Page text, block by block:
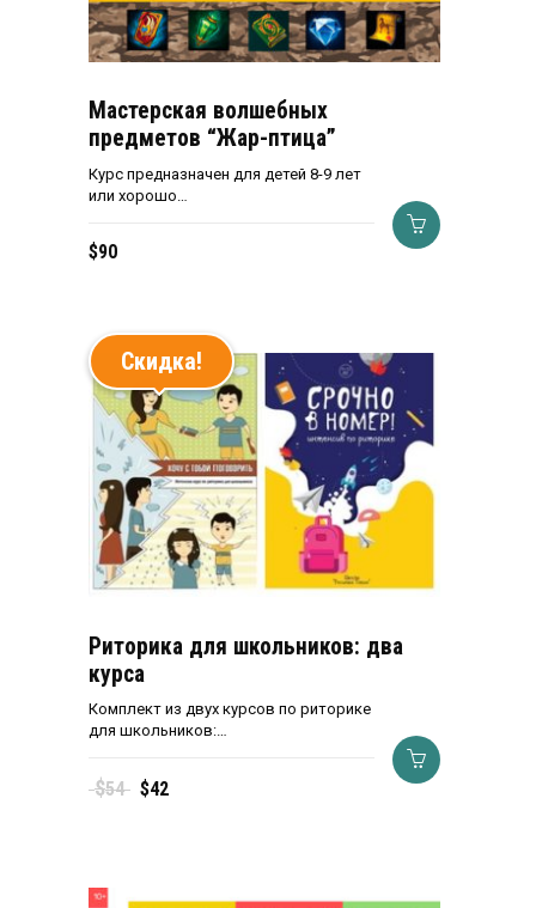
Мастерская волшебных
предметов “Жар-птица”
Курс предназначен для детей 8-9 лет
или хорошо…
$90
Скидка!
Риторика для школьников: два
курса
Комплект из двух курсов по риторике
для школьников:…
$54
Первоначальная
$42Текущая